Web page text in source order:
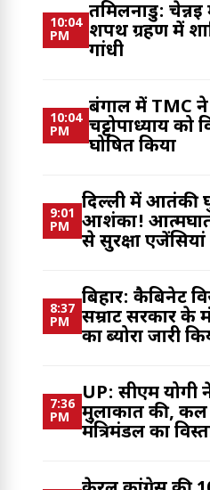
10:04
PM
तमिलनाडु:
शपथ ग्रहण में
गांधी
10:04
PM
बंगाल में TMC
चट्टोपाध्याय को
घोषित किया
9:01
PM
दिल्ली में आतंकी
आशंका!
से सुरक्षा
8:37
PM
बिहार: कैबिनेट
सम्राट सरकार के
का ब्योरा जारी
7:36
PM
UP: सीएम योगी
मुलाकात की, कल
मंत्रिमंडल का